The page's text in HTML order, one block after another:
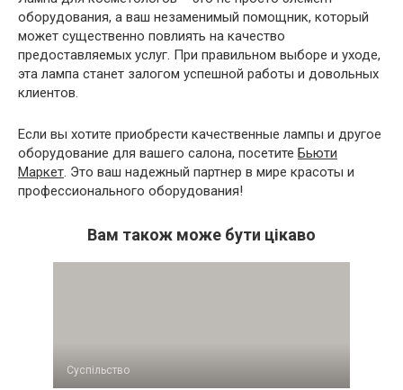
оборудования, а ваш незаменимый помощник, который
может существенно повлиять на качество
предоставляемых услуг. При правильном выборе и уходе,
эта лампа станет залогом успешной работы и довольных
клиентов.
Если вы хотите приобрести качественные лампы и другое
оборудование для вашего салона, посетите Бьюти
Маркет. Это ваш надежный партнер в мире красоты и
профессионального оборудования!
Вам також може бути цікаво
Суспільство